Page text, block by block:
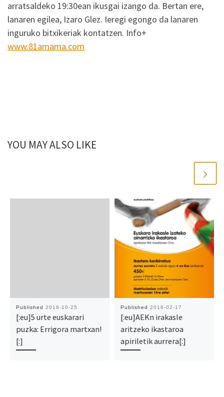
arratsaldeko 19:30ean ikusgai izango da. Bertan ere,
lanaren egilea, Izaro Glez. Ieregi egongo da lanaren
inguruko bitxikeriak kontatzen. Info+
www.81amama.com
YOU MAY ALSO LIKE
Published 2018-10-25
[:eu]5 urte euskarari
puzka: Errigora martxan!
[:]
Published 2016-02-17
[:eu]AEKn irakasle
aritzeko ikastaroa
apiriletik aurrera[:]